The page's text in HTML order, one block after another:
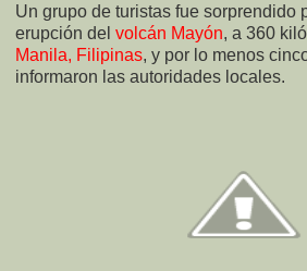
Un grupo de turistas fue sorprendido
erupción del volcán Mayón, a 360
Manila, Filipinas, y por lo menos
informaron las autoridades locales.